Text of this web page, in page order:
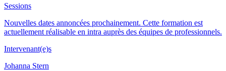
Sessions
Nouvelles dates annoncées prochainement. Cette formation est
actuellement réalisable en intra auprès des équipes de professionnels.
Intervenant(e)s
Johanna Stern